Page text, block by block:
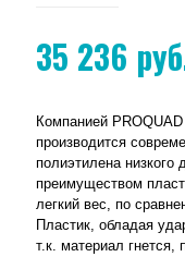
35 236
Компанией
производится
полиэтилена
преимуществом
легкий вес, по
Пластик, обладая
т.к. материал гнется,